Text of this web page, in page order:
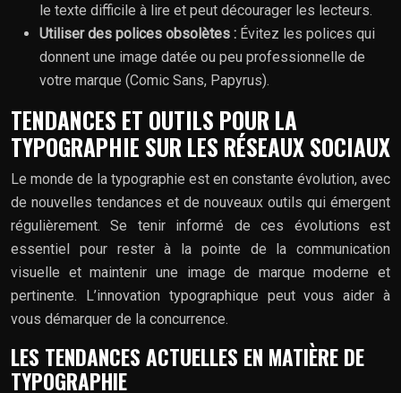
le texte difficile à lire et peut décourager les lecteurs.
Utiliser des polices obsolètes : Évitez les polices qui
donnent une image datée ou peu professionnelle de
votre marque (Comic Sans, Papyrus).
TENDANCES ET OUTILS POUR LA
TYPOGRAPHIE SUR LES RÉSEAUX SOCIAUX
Le monde de la typographie est en constante évolution, avec
de nouvelles tendances et de nouveaux outils qui émergent
régulièrement. Se tenir informé de ces évolutions est
essentiel pour rester à la pointe de la communication
visuelle et maintenir une image de marque moderne et
pertinente. L’innovation typographique peut vous aider à
vous démarquer de la concurrence.
LES TENDANCES ACTUELLES EN MATIÈRE DE
TYPOGRAPHIE